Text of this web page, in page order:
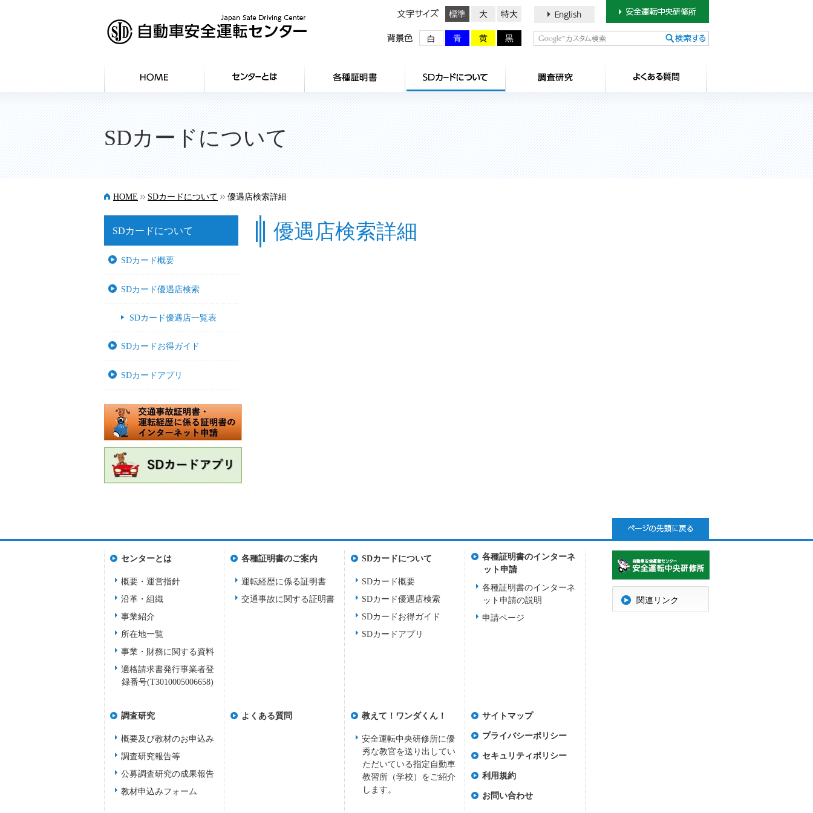
文字サイズ
標準 大 特大
背景色
白 青 黄 黒
SDカードについて
HOME >> SDカードについて >> 優遇店検索詳細
優遇店検索詳細
SDカードについて
SDカード概要
SDカード優遇店検索
SDカード優遇店一覧表
SDカードお得ガイド
SDカードアプリ
センターとは
概要・運営指針
沿革・組織
事業紹介
所在地一覧
事業・財務に関する資料
適格請求書発行事業者登
録番号(T3010005006658)
各種証明書のご案内
運転経歴に係る証明書
交通事故に関する証明書
SDカードについて
SDカード概要
SDカード優遇店検索
SDカードお得ガイド
SDカードアプリ
各種証明書のインターネ
ット申請
各種証明書のインターネ
ット申請の説明
申請ページ
調査研究
概要及び教材のお申込み
調査研究報告等
公募調査研究の成果報告
教材申込みフォーム
よくある質問 教えて！ワンダくん！
安全運転中央研修所に優
秀な教官を送り出してい
ただいている指定自動車
教習所（学校）をご紹介
します。
サイトマップ
プライバシーポリシー
セキュリティポリシー
利用規約
お問い合わせ
関連リンク